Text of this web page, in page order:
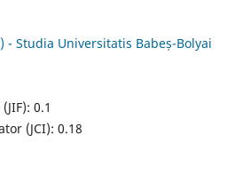
- Studia Universitatis Babeș-Bolyai
0.1
(JCI): 0.18